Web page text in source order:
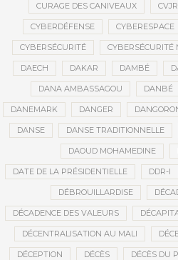
CURAGE DES CANIVEAUX CVJR
CYBERDÉFENSE CYBERESPACE
CYBERSÉCURITÉ CYBERSÉCURITÉ
DAECH DAKAR DAMBÉ
DANA AMBASSAGOU DANBÉ
DANEMARK DANGER
DANSE DANSE TRADITIONNELLE
DAOUD MOHAMEDINE
DATE DE LA PRÉSIDENTIELLE DDR-I
DÉBROUILLARDISE
DÉCADENCE DES VALEURS
DÉCENTRALISATION AU MALI
DÉCEPTION DÉCÈS DÉCÈS DU